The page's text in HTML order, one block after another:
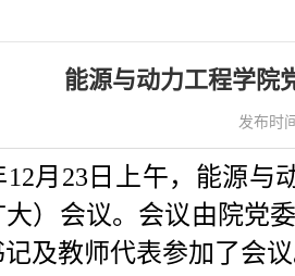
能源与动力工程学院
发布时
12月23 日上午，能源与
）会议。会议由院党
及教师代表参加了会议